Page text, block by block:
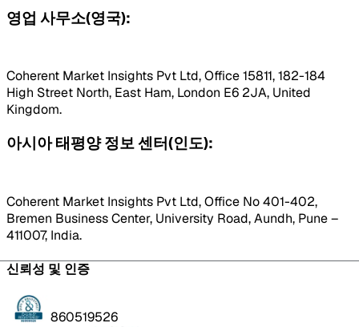
영업 사무소(영국):
Coherent Market Insights Pvt Ltd, Office 15811, 182-184
High Street North, East Ham, London E6 2JA, United
Kingdom.
아시아 태평양 정보 센터(인도):
Coherent Market Insights Pvt Ltd, Office No 401-402,
Bremen Business Center, University Road, Aundh, Pune –
411007, India.
신뢰성 및 인증
860519526